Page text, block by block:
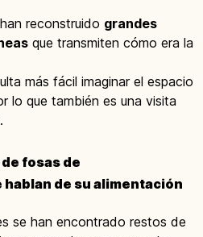
reconstruido grandes
que transmiten cómo era la
más fácil imaginar el espacio
lo que también es una visita
fosas de
de su alimentación
se han encontrado restos de